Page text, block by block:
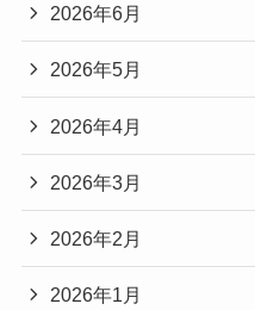
2026年6月
2026年5月
2026年4月
2026年3月
2026年2月
2026年1月